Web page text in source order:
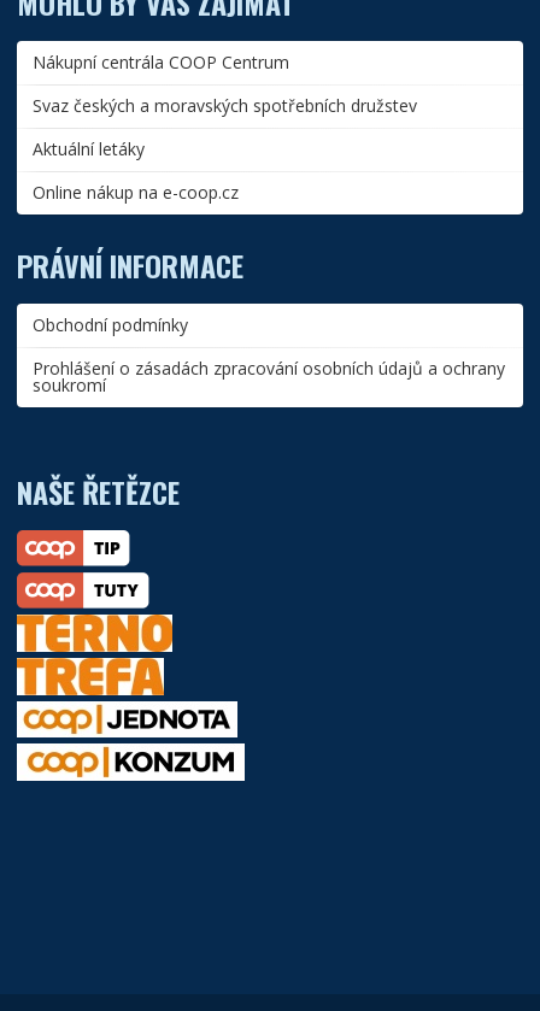
Nákupní centrála COOP Centrum
Svaz českých a moravských spotřebních družstev
Aktuální letáky
Online nákup na e-coop.cz
PRÁVNÍ INFORMACE
Obchodní podmínky
Prohlášení o zásadách zpracování osobních údajů a ochrany
soukromí
NAŠE ŘETĚZCE